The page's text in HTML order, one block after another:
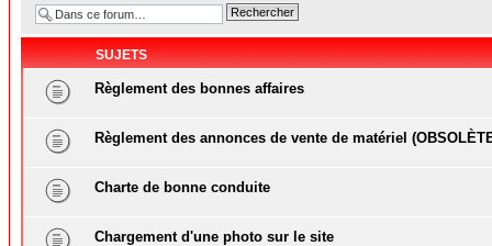
SUJETS
Règlement des bonnes affaires
Règlement des annonces de vente de matériel
Charte de bonne conduite
Chargement d'une photo sur le site